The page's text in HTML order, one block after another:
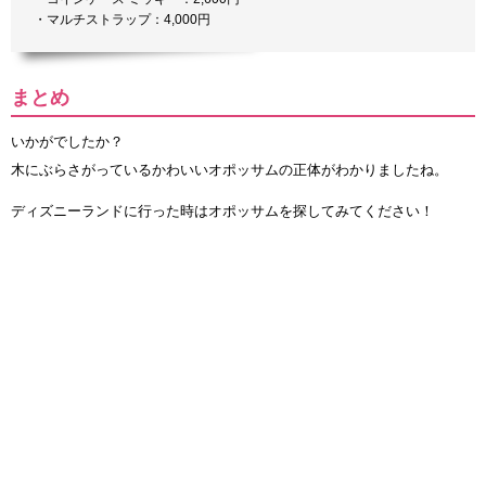
・マルチストラップ：4,000円
まとめ
いかがでしたか？
木にぶらさがっているかわいいオポッサムの正体がわかりましたね。
ディズニーランドに行った時はオポッサムを探してみてください！